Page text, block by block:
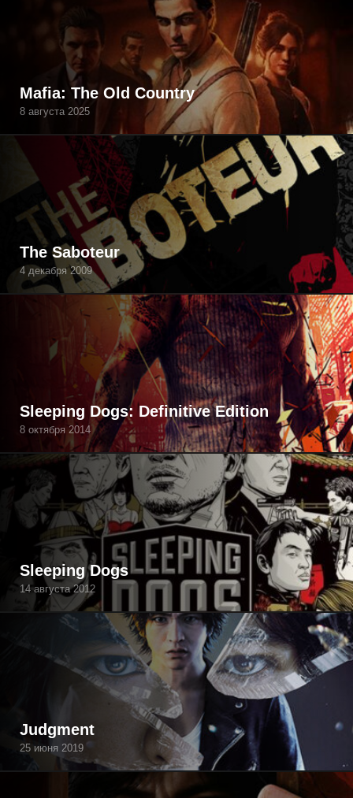
Mafia: The Old Country
8 августа 2025
The Saboteur
4 декабря 2009
Sleeping Dogs: Definitive Edition
8 октября 2014
Sleeping Dogs
14 августа 2012
Judgment
25 июня 2019